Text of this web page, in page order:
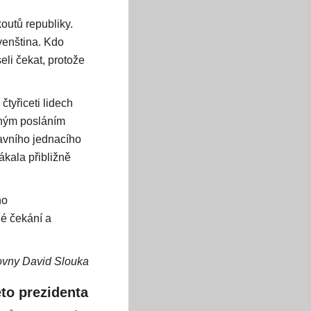
republiky.
Kdo
čekat, protože
lidech
posláním
jednacího
přibližně
čekání a
David Slouka
prezidenta